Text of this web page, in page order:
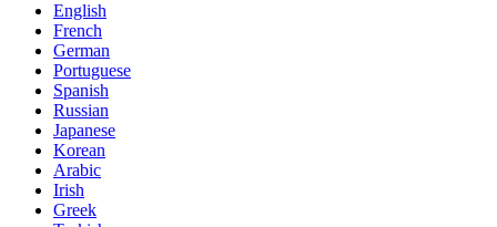
English
French
German
Portuguese
Spanish
Russian
Japanese
Korean
Arabic
Irish
Greek